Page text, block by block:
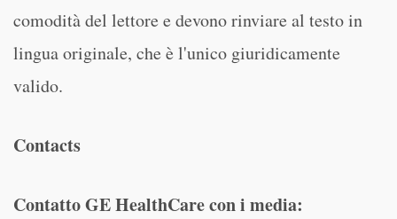
comodità del lettore e devono rinviare al testo in
lingua originale, che è l'unico giuridicamente
valido.
Contacts
Contatto GE HealthCare con i media: